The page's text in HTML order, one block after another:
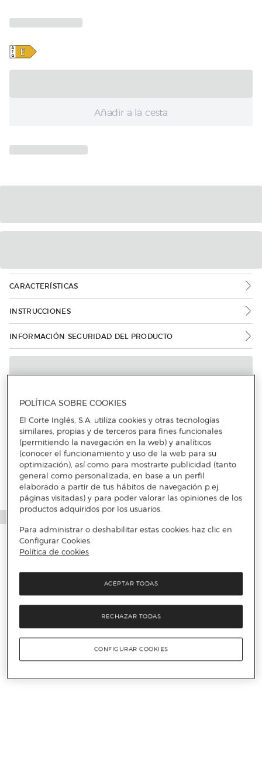
Añadir a la cesta
CARACTERÍSTICAS
INSTRUCCIONES
INFORMACIÓN SEGURIDAD DEL PRODUCTO
Más info
POLÍTICA SOBRE COOKIES
El Corte Inglés, S.A. utiliza cookies y otras tecnologías
similares, propias y de terceros para fines funcionales
(permitiendo la navegación en la web) y analíticos
(conocer el funcionamiento y uso de la web para su
optimización), así como para mostrarte publicidad (tanto
general como personalizada, en base a un perfil
elaborado a partir de tus hábitos de navegación p.ej.
páginas visitadas) y para poder valorar las opiniones de los
productos adquiridos por los usuarios.
Para administrar o deshabilitar estas cookies haz clic en
Configurar Cookies.
Política de cookies
RECHAZAR TODAS
ACEPTAR TODAS
CONFIGURAR COOKIES